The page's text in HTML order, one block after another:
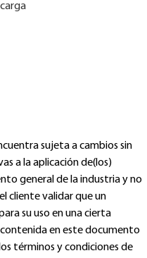
sujeta a cambios sin
a la aplicación de(los)
general de la industria y no
cliente validar que un
su uso en una cierta
en este documento
términos y condiciones de